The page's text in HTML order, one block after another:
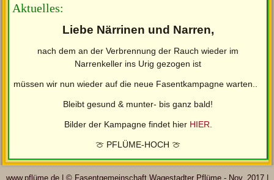
Aktuelles:
Liebe Närrinen und Narren,
nach dem an der Verbrennung der Rauch wieder im
Narrenkeller ins Urig gezogen ist
müssen wir nun wieder auf die neue Fasentkampagne warten..
Bleibt gesund & munter- bis ganz bald!
Bilder der Kampagne findet hier HIER
🍈 PFLÜME-HOCH 🍈
www.pflüme.de | © Fasentgemeinschaft Wagestadter Pflüme - Nov. 2017 |